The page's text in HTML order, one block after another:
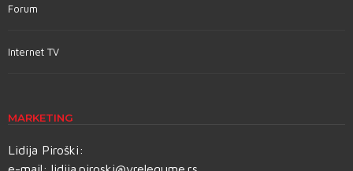
Forum
Internet TV
MARKETING
Lidija Piroški: